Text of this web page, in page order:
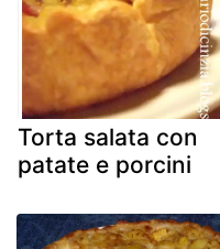
Torta salata con
patate e porcini